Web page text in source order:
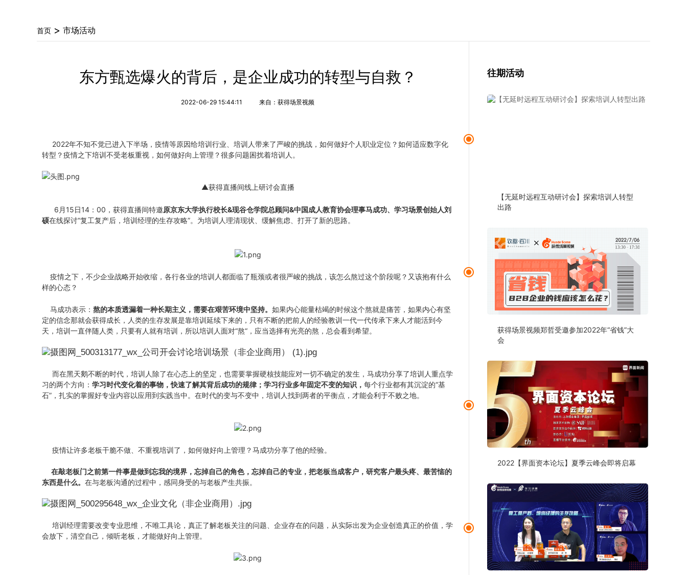
首页 > 市场活动
东方甄选爆火的背后，是企业成功的转型与自救？
2022-06-29 15:44:11 来自：获得场景视频
2022年不知不觉已进入下半场，疫情等原因给培训行业、培训人带来了严峻的挑战，如何做好个人职业定位？如何适应数字化
转型？疫情之下培训不受老板重视，如何做好向上管理？很多问题困扰着培训人。
▲获得直播间线上研讨会直播
6月15日14：00，获得直播间特邀原京东大学执行校长&现谷仓学院总顾问&中国成人教育协会理事马成功、学习场景创始人刘
硕在线探讨“复工复产后，培训经理的生存攻略”。为培训人理清现状、缓解焦虑、打开了新的思路。
疫情之下，不少企业战略开始收缩，各行各业的培训人都面临了瓶颈或者很严峻的挑战，该怎么熬过这个阶段呢？又该抱有什么
样的心态？
马成功表示： 熬的本质透漏着一种长期主义，需要在艰苦环境中坚持。 如果内心能量枯竭的时候这个熬就是痛苦，如果内心有坚
定的信念那就会获得成长，人类的生存发展是靠培训延续下来的，只有不断的把前人的经验教训一代一代传承下来人才能活到今
天，培训一直伴随人类，只要有人就有培训，所以培训人面对“熬“，应当选择有光亮的熬，总会看到希望。
而在黑天鹅不断的时代，培训人除了在心态上的坚定，也需要掌握硬核技能应对一切不确定的发生，马成功分享了培训人重点学
习的两个方向： 学习时代变化着的事物，快速了解其背后成功的规律；学习行业多年固定不变的知识， 每个行业都有其沉淀的“基
石”，扎实的掌握好专业内容以应用到实践当中。在时代的变与不变中，培训人找到两者的平衡点，才能会利于不败之地。
疫情让许多老板干脆不做、不重视培训了，如何做好向上管理？马成功分享了他的经验。
在敲老板门之前第一件事是做到忘我的境界，忘掉自己的角色，忘掉自己的专业，把老板当成客户，研究客户最头疼、最苦恼的
东西是什么。 在与老板沟通的过程中，感同身受的与老板产生共振。
培训经理需要改变专业思维，不唯工具论，真正了解老板关注的问题、企业存在的问题，从实际出发为企业创造真正的价值，学
会放下，清空自己，倾听老板，才能做好向上管理。
往期活动
【无延时远程互动研讨会】探索培训人转型
出路
获得场景视频郑哲受邀参加2022年“省钱”大
会
2022【界面资本论坛】夏季云峰会即将启幕